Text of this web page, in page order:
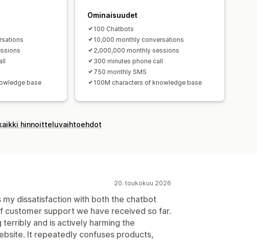
base
Ominaisuudet
100 Chatbots
10,000 monthly conversations
2,000,000 monthly sessions
300 minutes phone call
750 monthly SMS
100M characters of knowledge base
hinnoitteluvaihtoehdot
20. toukokuu 2026
dissatisfaction with both the chatbot
customer support we have received so far.
and is actively harming the
It repeatedly confuses products,